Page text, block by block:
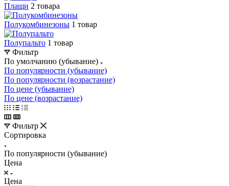
Плащи 2 товара
Полукомбинезоны 1 товар
Полупальто 1 товар
Фильтр
По умолчанию (убывание)
По популярности (убывание)
По популярности (возрастание)
По цене (убывание)
По цене (возрастание)
Фильтр
Сортировка
По популярности (убывание)
Цена
Цена